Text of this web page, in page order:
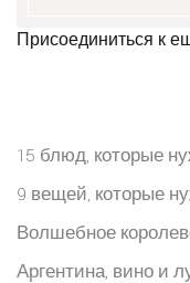
Присоединиться к
15 блюд, которые
9 вещей, которые
Волшебное
Аргентина, вино и